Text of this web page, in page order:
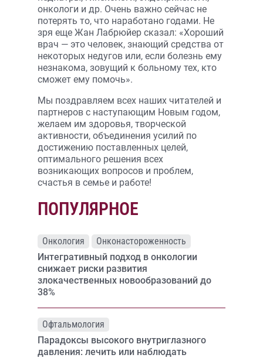
онкологи и др. Очень важно сейчас не
потерять то, что наработано годами. Не
зря еще Жан Лабрюйер сказал: «Хороший
врач — это человек, знающий средства от
некоторых недугов или, если болезнь ему
незнакома, зовущий к больному тех, кто
сможет ему помочь».
Мы поздравляем всех наших читателей и
партнеров с наступающим Новым годом,
желаем им здоровья, творческой
активности, объединения усилий по
достижению поставленных целей,
оптимального решения всех
возникающих вопросов и проблем,
счастья в семье и работе!
ПОПУЛЯРНОЕ
Онкология
Онконастороженность
Интегративный подход в онкологии
снижает риски развития
злокачественных новообразований до
38%
Офтальмология
Парадоксы высокого внутриглазного
давления: лечить или наблюдать